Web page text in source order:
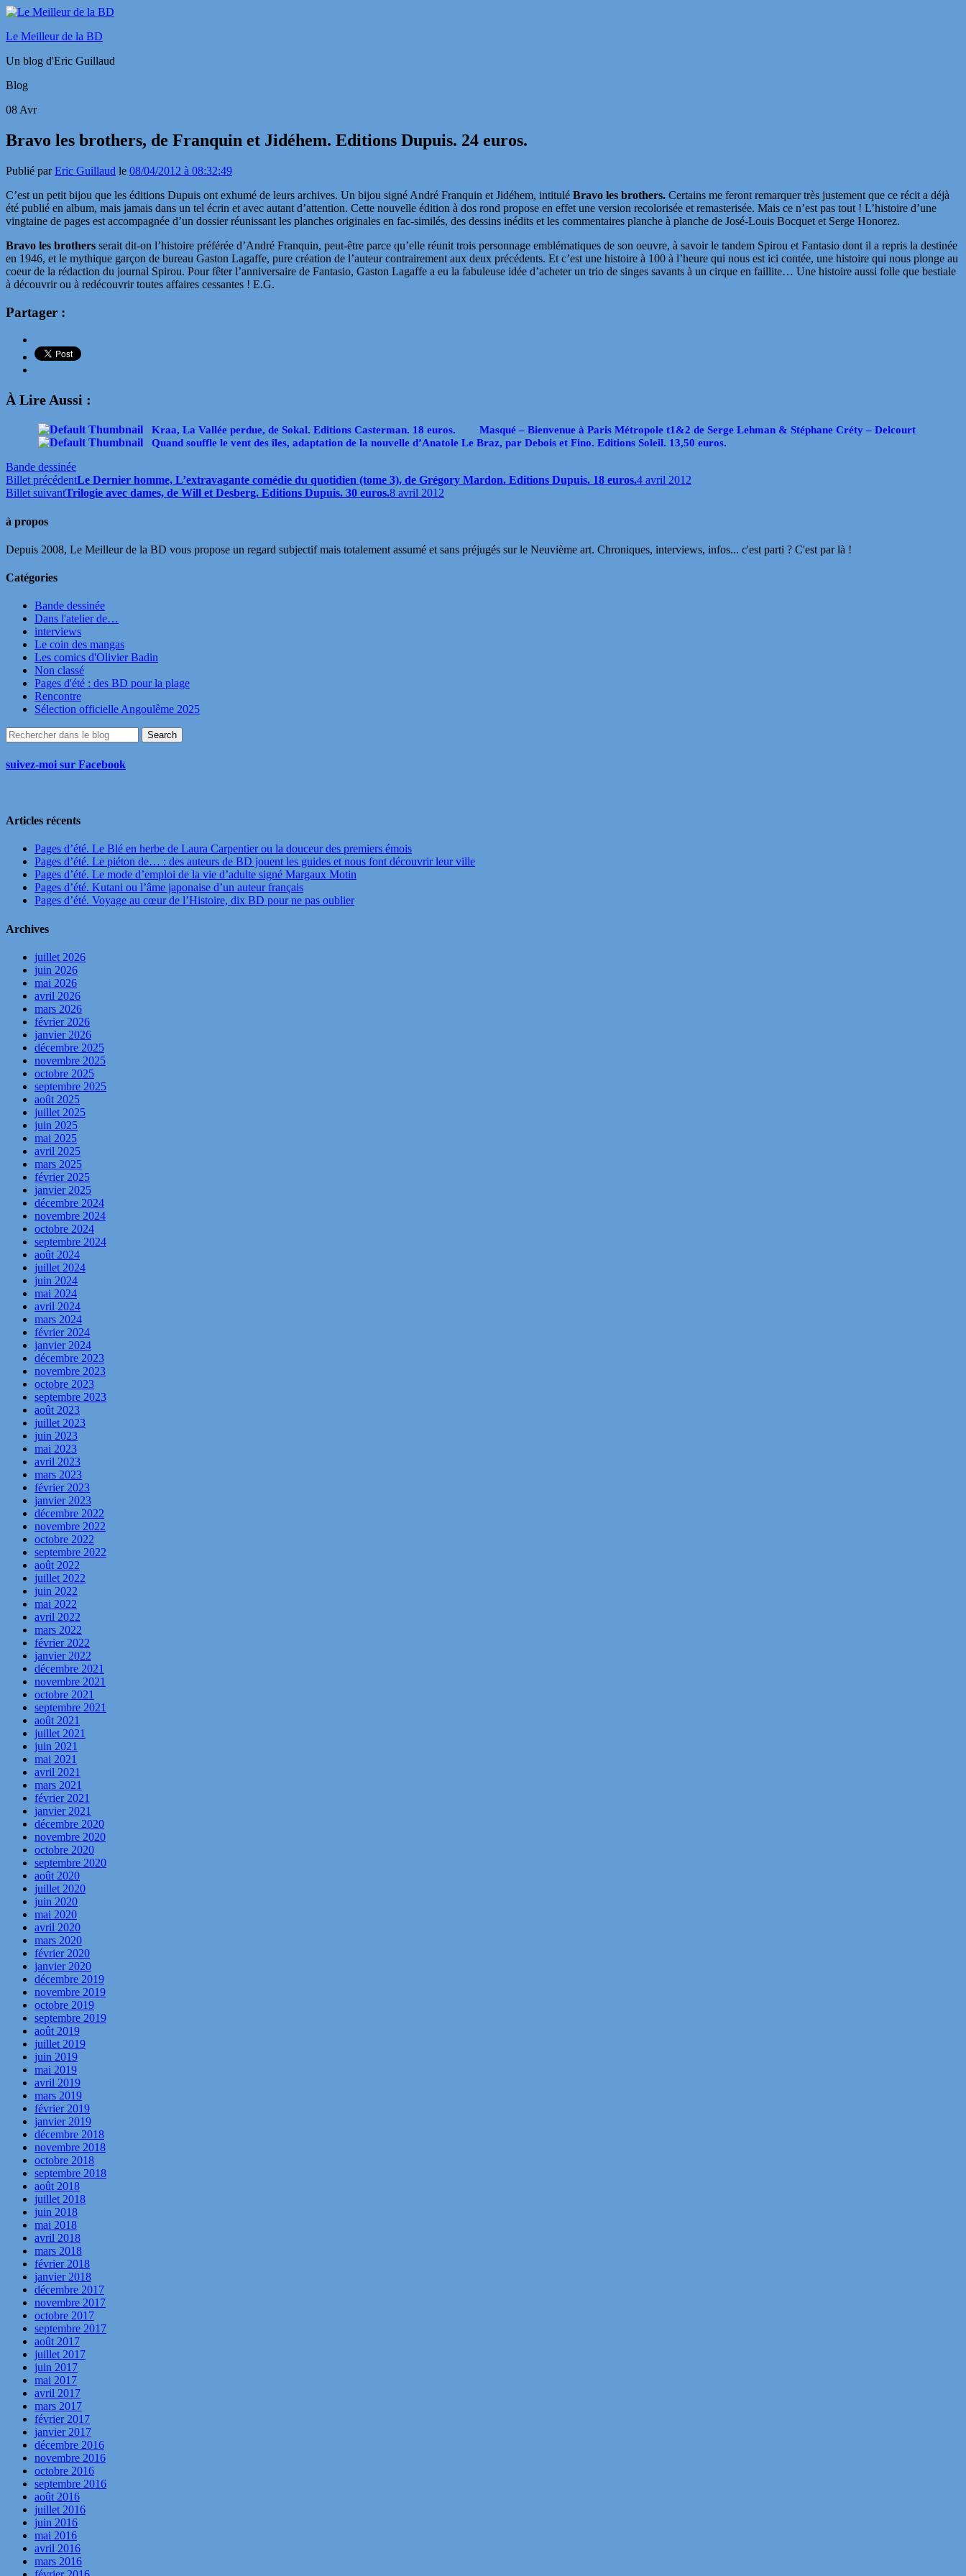
Le Meilleur de la BD
Un blog d'Eric Guillaud
Blog
08 Avr
Bravo les brothers, de Franquin et Jidéhem. Editions Dupuis. 24 euros.
Publié parEric Guillaud le 08/04/2012 à 08:32:49
C’est un petit bijou que les éditions Dupuis ont exhumé de leurs archives. Un bijou signé André Franquin et Jidéhem, intitulé Bravo les brothers. Certains me feront remarquer très justement que ce récit a déjà
été publié en album, mais jamais dans un tel écrin et avec autant d’attention. Cette nouvelle édition à dos rond propose en effet une version recolorisée et remasterisée. Mais ce n’est pas tout ! L’histoire d’une
vingtaine de pages est accompagnée d’un dossier réunissant les planches originales en fac-similés, des dessins inédits et les commentaires planche à planche de José-Louis Bocquet et Serge Honorez.
Bravo les brothers serait dit-on l’histoire préférée d’André Franquin, peut-être parce qu’elle réunit trois personnage emblématiques de son oeuvre, à savoir le tandem Spirou et Fantasio dont il a repris la destinée
en 1946, et le mythique garçon de bureau Gaston Lagaffe, pure création de l’auteur contrairement aux deux précédents. Et c’est une histoire à 100 à l’heure qui nous est ici contée, une histoire qui nous plonge au
coeur de la rédaction du journal Spirou. Pour fêter l’anniversaire de Fantasio, Gaston Lagaffe a eu la fabuleuse idée d’acheter un trio de singes savants à un cirque en faillite… Une histoire aussi folle que bestiale
à découvrir ou à redécouvrir toutes affaires cessantes ! E.G.
Partager :
À Lire Aussi :
Kraa, La Vallée perdue, de Sokal. Editions Casterman. 18 euros.
Masqué – Bienvenue à Paris Métropole t1&2 de Serge Lehman & Stéphane Créty – Delcourt
Quand souffle le vent des îles, adaptation de la nouvelle d’Anatole Le Braz, par Debois et Fino. Editions Soleil. 13,50 euros.
Bande dessinée
Billet précédentLe Dernier homme, L’extravagante comédie du quotidien (tome 3), de Grégory Mardon. Editions Dupuis. 18 euros.4 avril 2012
Billet suivantTrilogie avec dames, de Will et Desberg. Editions Dupuis. 30 euros.8 avril 2012
à propos
Depuis 2008, Le Meilleur de la BD vous propose un regard subjectif mais totalement assumé et sans préjugés sur le Neuvième art. Chroniques, interviews, infos... c'est parti ? C'est par là !
Catégories
Bande dessinée
Dans l'atelier de…
interviews
Le coin des mangas
Les comics d'Olivier Badin
Non classé
Pages d'été : des BD pour la plage
Rencontre
Sélection officielle Angoulême 2025
suivez-moi sur Facebook
Articles récents
Pages d’été. Le Blé en herbe de Laura Carpentier ou la douceur des premiers émois
Pages d’été. Le piéton de… : des auteurs de BD jouent les guides et nous font découvrir leur ville
Pages d’été. Le mode d’emploi de la vie d’adulte signé Margaux Motin
Pages d’été. Kutani ou l’âme japonaise d’un auteur français
Pages d’été. Voyage au cœur de l’Histoire, dix BD pour ne pas oublier
Archives
juillet 2026
juin 2026
mai 2026
avril 2026
mars 2026
février 2026
janvier 2026
décembre 2025
novembre 2025
octobre 2025
septembre 2025
août 2025
juillet 2025
juin 2025
mai 2025
avril 2025
mars 2025
février 2025
janvier 2025
décembre 2024
novembre 2024
octobre 2024
septembre 2024
août 2024
juillet 2024
juin 2024
mai 2024
avril 2024
mars 2024
février 2024
janvier 2024
décembre 2023
novembre 2023
octobre 2023
septembre 2023
août 2023
juillet 2023
juin 2023
mai 2023
avril 2023
mars 2023
février 2023
janvier 2023
décembre 2022
novembre 2022
octobre 2022
septembre 2022
août 2022
juillet 2022
juin 2022
mai 2022
avril 2022
mars 2022
février 2022
janvier 2022
décembre 2021
novembre 2021
octobre 2021
septembre 2021
août 2021
juillet 2021
juin 2021
mai 2021
avril 2021
mars 2021
février 2021
janvier 2021
décembre 2020
novembre 2020
octobre 2020
septembre 2020
août 2020
juillet 2020
juin 2020
mai 2020
avril 2020
mars 2020
février 2020
janvier 2020
décembre 2019
novembre 2019
octobre 2019
septembre 2019
août 2019
juillet 2019
juin 2019
mai 2019
avril 2019
mars 2019
février 2019
janvier 2019
décembre 2018
novembre 2018
octobre 2018
septembre 2018
août 2018
juillet 2018
juin 2018
mai 2018
avril 2018
mars 2018
février 2018
janvier 2018
décembre 2017
novembre 2017
octobre 2017
septembre 2017
août 2017
juillet 2017
juin 2017
mai 2017
avril 2017
mars 2017
février 2017
janvier 2017
décembre 2016
novembre 2016
octobre 2016
septembre 2016
août 2016
juillet 2016
juin 2016
mai 2016
avril 2016
mars 2016